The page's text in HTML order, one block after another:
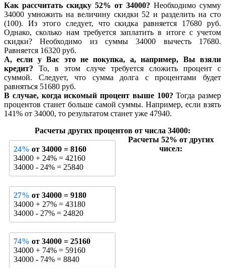
Как рассчитать скидку 52% от 34000? Необходимо сумму
34000 умножить на величину скидки 52 и разделить на сто
(100). Из этого следует, что скидка равняется 17680 руб.
Однако, сколько нам требуется заплатить в итоге с учетом
скидки? Необходимо из суммы 34000 вычесть 17680.
Равняется 16320 руб.
А, если у Вас это не покупка, а, например, Вы взяли
кредит? То, в этом случе требуется сложить процент с
суммой. Следует, что сумма долга с процентами будет
равняться 51680 руб.
В случае, когда искомый процент выше 100? Тогда размер
процентов станет больше самой суммы. Например, если взять
141% от 34000, то результатом станет уже 47940.
Расчеты других процентов от числа 34000:
24% от 34000 = 8160
34000 + 24% = 42160
34000 - 24% = 25840
27% от 34000 = 9180
34000 + 27% = 43180
34000 - 27% = 24820
74% от 34000 = 25160
34000 + 74% = 59160
34000 - 74% = 8840
Расчеты 52% от других
чисел: